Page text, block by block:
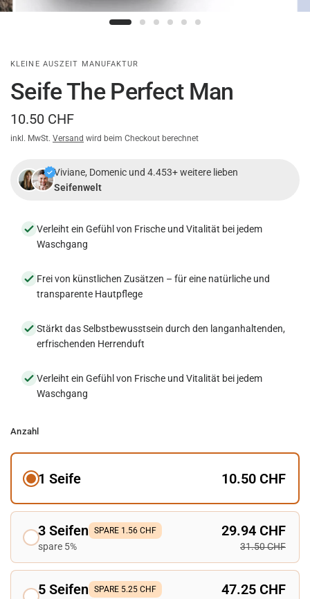
KLEINE AUSZEIT MANUFAKTUR
Seife The Perfect Man
10.50 CHF
inkl. MwSt. Versand wird beim Checkout berechnet
Viviane, Domenic und 4.453+ weitere lieben
Seifenwelt
Verleiht ein Gefühl von Frische und Vitalität bei jedem
Waschgang
Frei von künstlichen Zusätzen – für eine natürliche und
transparente Hautpflege
Stärkt das Selbstbewusstsein durch den langanhaltenden,
erfrischenden Herrenduft
Verleiht ein Gefühl von Frische und Vitalität bei jedem
Waschgang
Anzahl
1 Seife 10.50 CHF
3 Seifen SPARE 1.56 CHF
spare 5%
29.94 CHF
31.50 CHF
5 Seifen SPARE 5.25 CHF 47.25 CHF